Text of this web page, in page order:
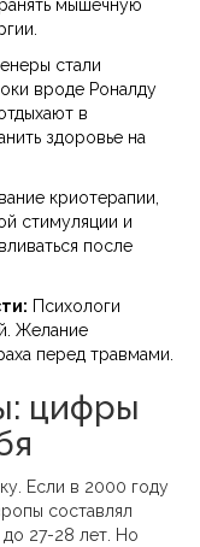
мышечную
стали
вроде Роналду
в
здоровье на
криотерапии,
стимуляции и
после
Психологи
Желание
перед травмами.
цифры
Если в 2000 году
составлял
27-28 лет. Но